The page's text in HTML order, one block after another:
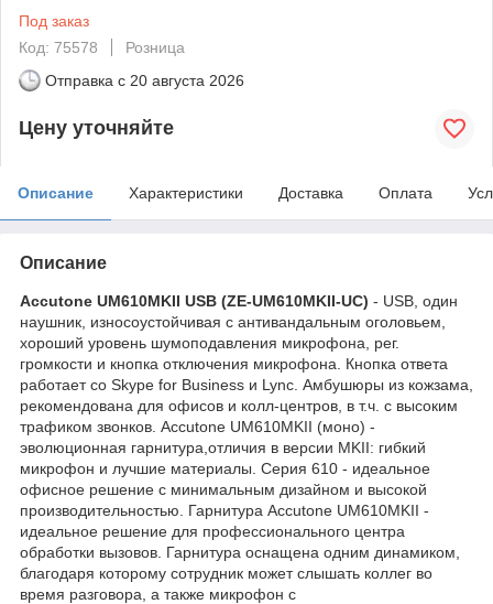
Под заказ
Код: 75578
Розница
Отправка с 20 августа 2026
Цену уточняйте
Описание Характеристики Доставка Оплата
Описание
Accutone UM610MKII USB (ZE-UM610MKII-UC) - USB, один
наушник, износоустойчивая с антивандальным оголовьем,
хороший уровень шумоподавления микрофона, рег.
громкости и кнопка отключения микрофона. Кнопка ответа
работает со Skype for Business и Lync. Амбушюры из кожзама,
рекомендована для офисов и колл-центров, в т.ч. с высоким
трафиком звонков. Accutone UM610MKII (моно) -
эволюционная гарнитура,отличия в версии MKII: гибкий
микрофон и лучшие материалы. Серия 610 - идеальное
офисное решение с минимальным дизайном и высокой
производительностью. Гарнитура Accutone UM610MKII -
идеальное решение для профессионального центра
обработки вызовов. Гарнитура оснащена одним динамиком,
благодаря которому сотрудник может слышать коллег во
время разговора, а также микрофон с